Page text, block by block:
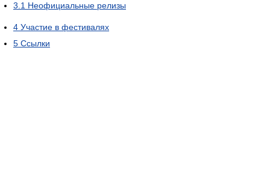
3.1 Неофициальные релизы
4 Участие в фестивалях
5 Ссылки